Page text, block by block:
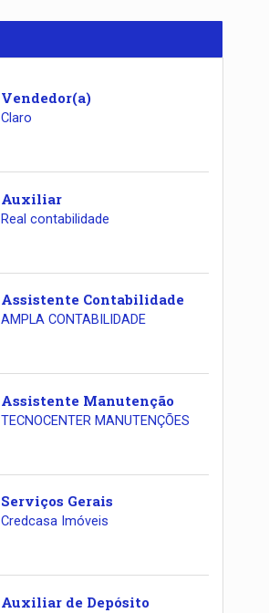
Vendedor(a)
Claro
Auxiliar
Real contabilidade
Assistente Contabilidade
AMPLA CONTABILIDADE
Assistente Manutenção
TECNOCENTER MANUTENÇÕES
Serviços Gerais
Credcasa Imóveis
Auxiliar de Depósito